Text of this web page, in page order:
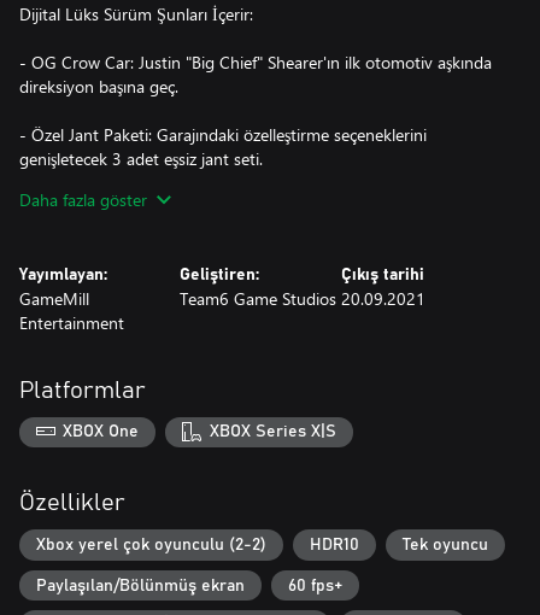
Dijital Lüks Sürüm Şunları İçerir:
- OG Crow Car: Justin "Big Chief" Shearer'ın ilk otomotiv aşkında
direksiyon başına geç.
- Özel Jant Paketi: Garajındaki özelleştirme seçeneklerini
genişletecek 3 adet eşsiz jant seti.
- Özel Tekerlek Dumanı Renkleri: Kırmızı, beyaz ve mavi tekerlek
- Siyah Kafatası Paraşütü: Frenlerin yavaşlamak için yeterli
olmadığında siyah kafatası paraşütünü kullanarak solladığın
yarışçılara gözdağı ver.
Daha fazla göster
Yayımlayan:
GameMill
Entertainment
Geliştiren:
Team6 Game Studios
Çıkış tarihi
20.09.2021
Platformlar
XBOX One XBOX Series X|S
Özellikler
Xbox yerel çok oyunculu (2-2) HDR10 Tek oyuncu
Paylaşılan/Bölünmüş ekran 60 fps+